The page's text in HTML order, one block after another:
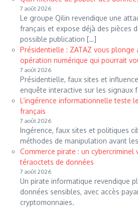
7 août 2026
Le groupe Qilin revendique une
français et expose déjà des pièces
possible publication […]
Présidentielle : ZATAZ vous plonge
opération numérique qui pourrait
7 août 2026
Présidentielle, faux sites et
enquête interactive sur les signaux
L’ingérence informationnelle teste
français
7 août 2026
Ingérence, faux sites et politiques
méthodes de manipulation avant
Commerce pirate : un cybercriminel
téraoctets de données
7 août 2026
Un pirate informatique revendique
données sensibles, avec accès
cryptomonnaies.